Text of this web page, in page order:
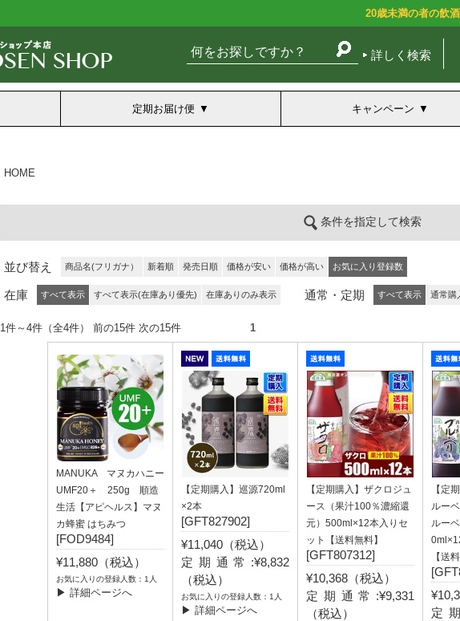
20歳未満の者の飲
詳しく検索
定期お届け便 キャンペーン
HOME
条件を指定して検索
並び替え 商品名(フリガナ） 新着順 発売日順 価格が安い 価格が高い お気に入り登録数
在庫 すべて表示 すべて表示(在庫あり優先) 在庫ありのみ表示 通常・定期 すべて表示 通常購
1件～4件（全4件） 前の15件 次の15件 1
MANUKA マヌカハニー
UMF20＋ 250g 順造
生活【アピヘルス】マヌ
カ蜂蜜 はちみつ
[FOD9484]
¥11,880（税込）
お気に入りの登録人数：1人
▶ 詳細ページへ
【定期購入】巡源720ml
×2本
[GFT827902]
¥11,040（税込）
定期通常:¥8,832
（税込）
お気に入りの登録人数：1人
▶ 詳細ページへ
【定期購入】ザクロジュ
ース（果汁100％濃縮還
元）500ml×12本入りセ
ット【送料無料】
[GFT807312]
¥10,368（税込）
定期通常:¥9,331
（税込）
【定
ルー
ルー
【送
定